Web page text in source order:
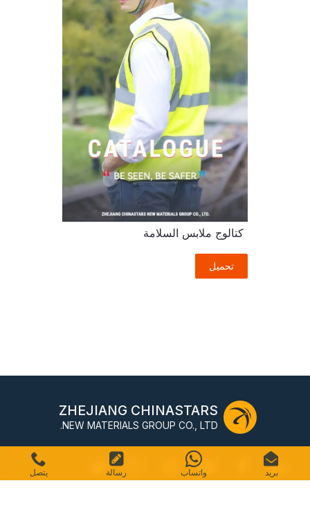
كتالوج ملابس السلامة
تحميل
ZHEJIANG CHINASTARS
NEW MATERIALS GROUP CO., LTD.
بريد واتساب رسالة يتصل